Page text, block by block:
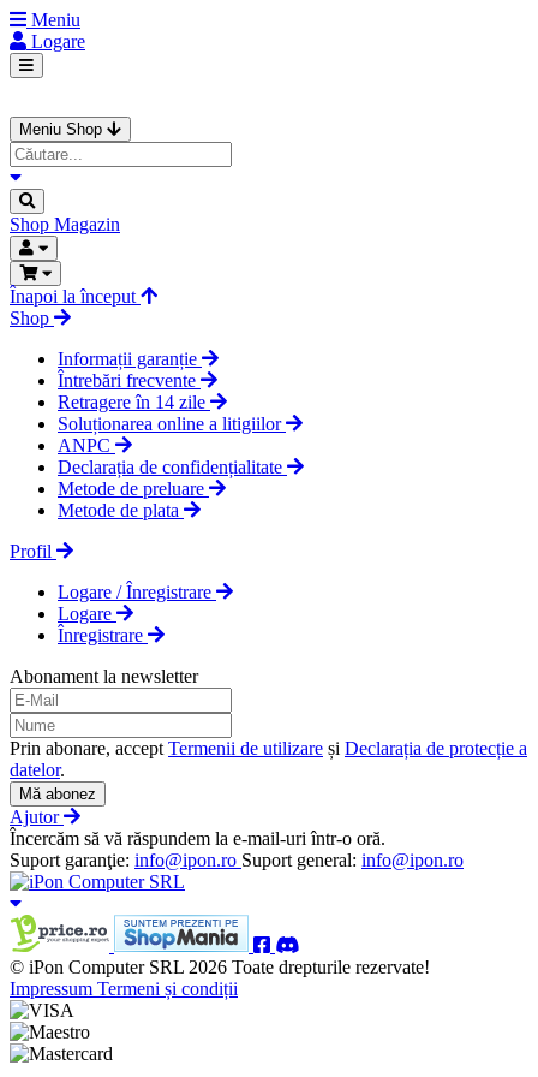
Meniu
Logare
Meniu Shop
Shop Magazin
Înapoi la început
Shop
Informații garanție
Întrebări frecvente
Retragere în 14 zile
Soluționarea online a litigiilor
ANPC
Declarația de confidențialitate
Metode de preluare
Metode de plata
Profil
Logare / Înregistrare
Logare
Înregistrare
Abonament la newsletter
Prin abonare, accept Termenii de utilizare și Declarația de protecție a
datelor.
Mă abonez
Ajutor
Încercăm să vă răspundem la e-mail-uri într-o oră.
Suport garanţie: info@ipon.ro Suport general: info@ipon.ro
© iPon Computer SRL 2026 Toate drepturile rezervate!
Impressum Termeni și condiții